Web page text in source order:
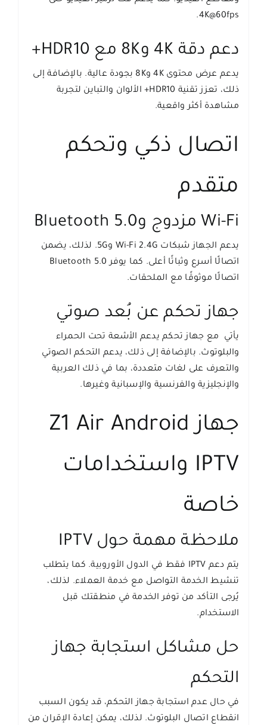
4K@60fps.
دعم دقة 4K و8K مع HDR10+
يدعم عرض محتوى 4K و8K بجودة عالية. بالإضافة إلى
ذلك، تعزز تقنية HDR10+ الألوان والتباين لتجربة
مشاهدة أكثر واقعية.
اتصال ذكي وتحكم
متقدم
Wi-Fi مزدوج وBluetooth 5.0
يدعم الجهاز شبكات Wi-Fi 2.4G و5G. لذلك، يضمن
اتصالًا أسرع وثباتًا أعلى. كما يوفر Bluetooth 5.0
اتصالًا موثوقًا مع الملحقات.
جهاز تحكم عن بُعد صوتي
يأتي مع جهاز تحكم يدعم الأشعة تحت الحمراء
والبلوتوث. بالإضافة إلى ذلك، يدعم التحكم الصوتي
والتعرف على لغات متعددة، بما في ذلك العربية
والإنجليزية والفرنسية والإسبانية وغيرها.
جهاز Z1 Air Android
IPTV واستخدامات
خاصة
ملاحظة مهمة حول IPTV
يتم دعم IPTV فقط في الدول الأوروبية. كما يتطلب
تنشيط الخدمة التواصل مع خدمة العملاء. لذلك،
يُرجى التأكد من توفر الخدمة في منطقتك قبل
الاستخدام.
حل مشاكل استجابة جهاز
التحكم
في حال عدم استجابة جهاز التحكم، قد يكون السبب
انقطاع اتصال البلوتوث. لذلك، يمكن إعادة الإقران من